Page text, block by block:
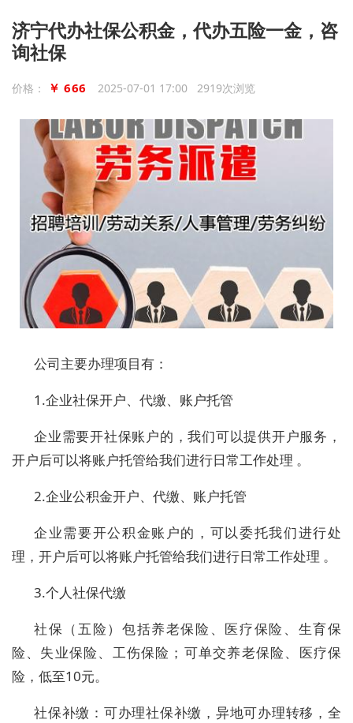
济宁代办社保公积金，代办五险一金，咨
询社保
价格： ￥ 666 2025-07-01 17:00 2919次浏览
公司主要办理项目有：
1.企业社保开户、代缴、账户托管
企业需要开社保账户的，我们可以提供开户服务，
开户后可以将账户托管给我们进行日常工作处理 。
2.企业公积金开户、代缴、账户托管
企业需要开公积金账户的，可以委托我们进行处
理，开户后可以将账户托管给我们进行日常工作处理 。
3.个人社保代缴
社保（五险）包括养老保险、医疗保险、生育保
险、失业保险、工伤保险；可单交养老保险、医疗保
险，低至10元。
社保补缴：可办理社保补缴，异地可办理转移，全